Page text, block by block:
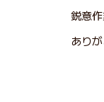
鋭意
あり